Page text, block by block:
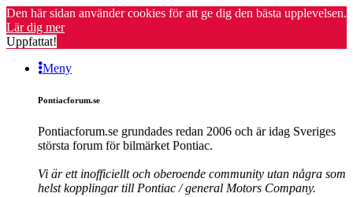
Den här sidan använder cookies för att ge dig den bästa upplevelsen.
Lär dig mer
Uppfattat!
Meny
Pontiacforum.se
Pontiacforum.se grundades redan 2006 och är idag Sveriges
största forum för bilmärket Pontiac.
Vi är ett inofficiellt och oberoende community utan några som
helst kopplingar till Pontiac / general Motors Company.